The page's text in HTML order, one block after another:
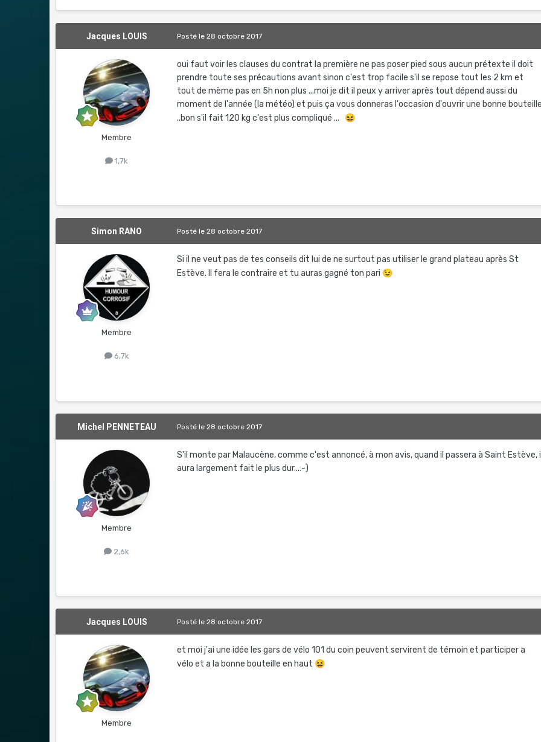
Jacques LOUIS
Membre
1,7k
Postéle 28 octobre 2017
oui faut voir les clauses du contrat la première ne pas poser pied sous aucun prétexte il doit
prendre toute ses précautions avant sinon c'est trop facile s'il se repose tout les 2 km et
tout de mème pas en 5h non plus ...moi je dit il peux y arriver après tout dépend aussi du
moment de l'année (la météo) et puis ça vous donneras l'occasion d'ouvrir une bonne
..bon s'il fait 120 kg c'est plus compliqué ... 😆
Simon RANO
Membre
6,7k
Postéle 28 octobre 2017
Si il ne veut pas de tes conseils dit lui de ne surtout pas utiliser le grand plateau après St
Estève. Il fera le contraire et tu auras gagné ton pari 😉
Michel PENNETEAU
Membre
2,6k
Postéle 28 octobre 2017
S'il monte par Malaucène, comme c'est annoncé, à mon avis, quand il passera à Saint Estève,
aura largement fait le plus dur...:-)
Jacques LOUIS
Membre
Postéle 28 octobre 2017
et moi j'ai une idée les gars de vélo 101 du coin peuvent servirent de témoin et participer a
vélo et a la bonne bouteille en haut 😆